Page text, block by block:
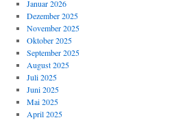
Januar 2026
Dezember 2025
November 2025
Oktober 2025
September 2025
August 2025
Juli 2025
Juni 2025
Mai 2025
April 2025